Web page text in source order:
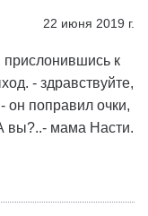
22 июня 2019 г.
прислонившись к
- здравствуйте,
он поправил очки,
вы?..- мама Насти.